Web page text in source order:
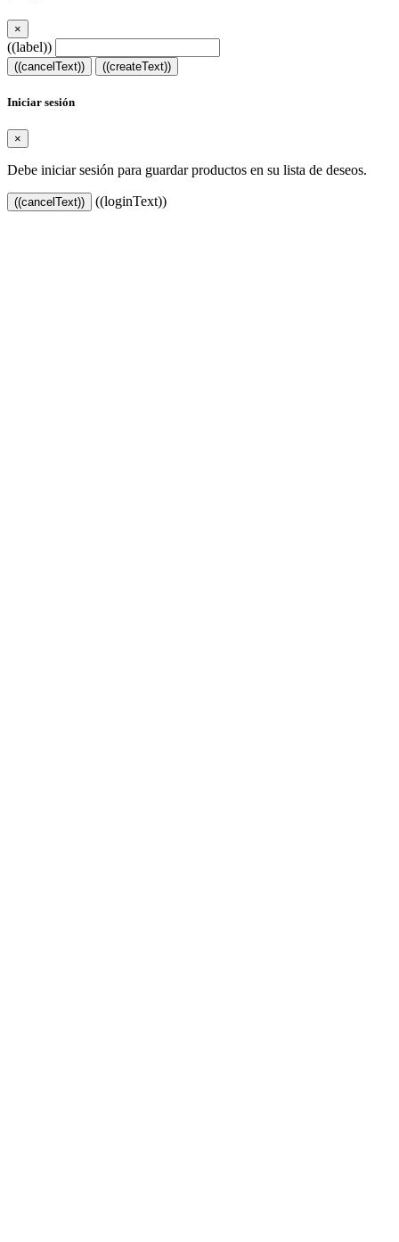
×
((label))
((cancelText)) ((createText))
Iniciar sesión
×
Debe iniciar sesión para guardar productos en su lista de deseos.
((cancelText)) ((loginText))